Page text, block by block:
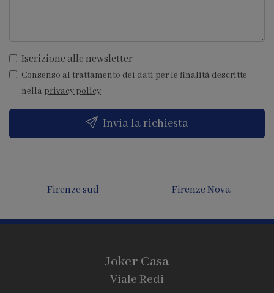
Iscrizione alle newsletter
Consenso al trattamento dei dati per le finalità descritte
nella privacy policy
Invia la richiesta
Firenze sud Firenze Nova
Joker Casa
Viale Redi